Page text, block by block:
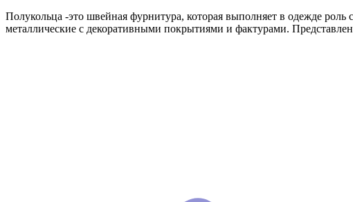
Полукольца -это швейная фурнитура, которая выполняет в одежде
металлические с декоративными покрытиями и фактурами.